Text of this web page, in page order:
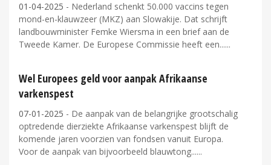
01-04-2025 - Nederland schenkt 50.000 vaccins tegen
mond-en-klauwzeer (MKZ) aan Slowakije. Dat schrijft
landbouwminister Femke Wiersma in een brief aan de
Tweede Kamer. De Europese Commissie heeft een...
Wel Europees geld voor aanpak Afrikaanse
varkenspest
07-01-2025 - De aanpak van de belangrijke grootschalig
optredende dierziekte Afrikaanse varkenspest blijft de
komende jaren voorzien van fondsen vanuit Europa.
Voor de aanpak van bijvoorbeeld blauwtong...